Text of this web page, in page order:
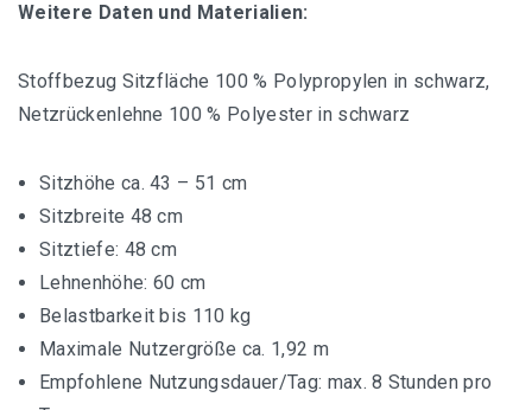
Weitere Daten und Materialien:
Stoffbezug Sitzfläche 100 % Polypropylen in schwarz,
Netzrückenlehne 100 % Polyester in schwarz
Sitzhöhe ca. 43 – 51 cm
Sitzbreite 48 cm
Sitztiefe: 48 cm
Lehnenhöhe: 60 cm
Belastbarkeit bis 110 kg
Maximale Nutzergröße ca. 1,92 m
Empfohlene Nutzungsdauer/Tag: max. 8 Stunden pro